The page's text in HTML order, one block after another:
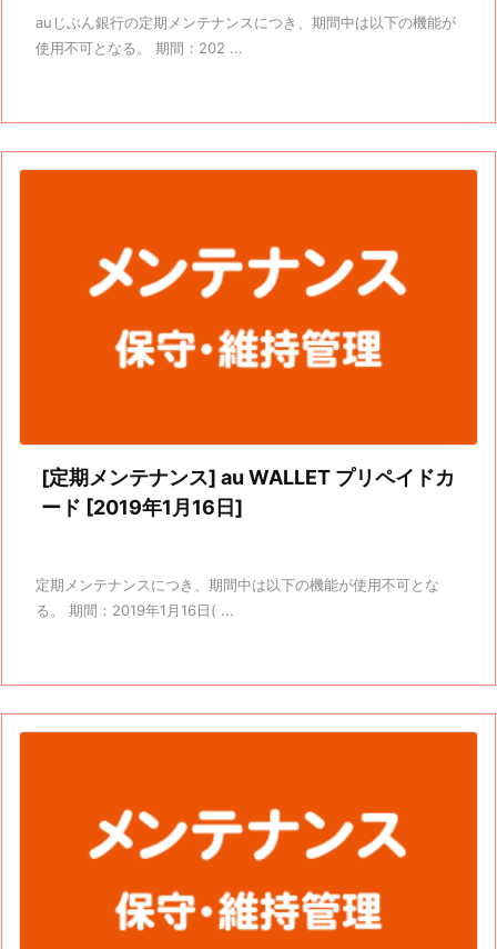
auじぶん銀行の定期メンテナンスにつき、期間中は以下の機能が
使用不可となる。 期間：202 ...
[定期メンテナンス] au WALLET プリペイドカ
ード [2019年1月16日]
定期メンテナンスにつき、期間中は以下の機能が使用不可とな
る。 期間：2019年1月16日( ...